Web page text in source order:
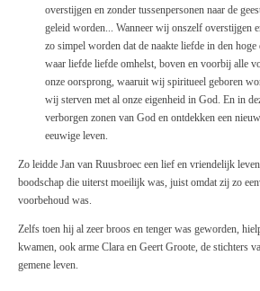
overstijgen en zonder tussenpersonen naar de
geleid worden... Wanneer wij onszelf overstijgen
zo simpel worden dat de naakte liefde in den hoge
waar liefde liefde omhelst, boven en voorbij alle
onze oorsprong, waaruit wij spiritueel geboren
wij sterven met al onze eigenheid in God. En in
verborgen zonen van God en ontdekken een
eeuwige leven.
Zo leidde Jan van Ruusbroec een lief en vriendelijk
boodschap die uiterst moeilijk was, juist omdat zij zo
voorbehoud was.
Zelfs toen hij al zeer broos en tenger was geworden,
kwamen, ook arme Clara en Geert Groote, de stichters
gemene leven.